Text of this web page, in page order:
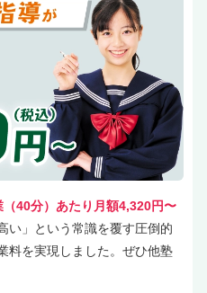
（40分）あたり月額4,320円〜
い」という常識を覆す圧倒的
料を実現しました。ぜひ他塾